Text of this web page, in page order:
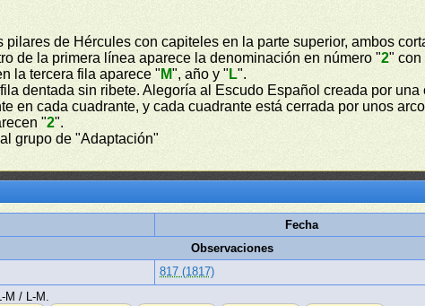
pilares de Hércules con capiteles en la parte superior, ambos
de la primera línea aparece la denominación en número "2" con
la tercera fila aparece " M", año y " L".
dentada sin ribete. Alegoría al Escudo Español creada por
en cada cuadrante, y cada cuadrante está cerrada por unos
"2".
grupo de "Adaptación"
Fecha
Observaciones
817 (1817)
M / L-M.